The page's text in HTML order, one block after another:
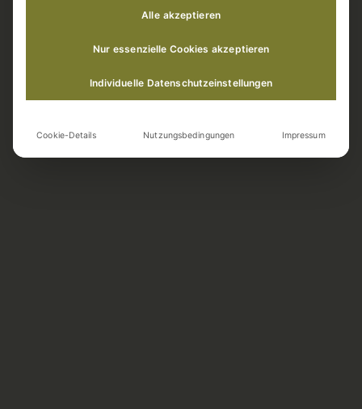
Alle akzeptieren
Nur essenzielle Cookies akzeptieren
Individuelle Datenschutzeinstellungen
Cookie-Details Nutzungsbedingungen Impressum